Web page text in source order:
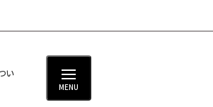
い
MENU